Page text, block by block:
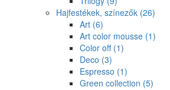
Hajfestékek, színezők (26)
Art (6)
Art color mousse (1)
Color off (1)
Deco (3)
Espresso (1)
Green collection (5)